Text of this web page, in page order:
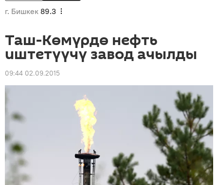
г. Бишкек 89.3
Таш-Көмүрдө нефть
иштетүүчү завод ачылды
09:44 02.09.2015